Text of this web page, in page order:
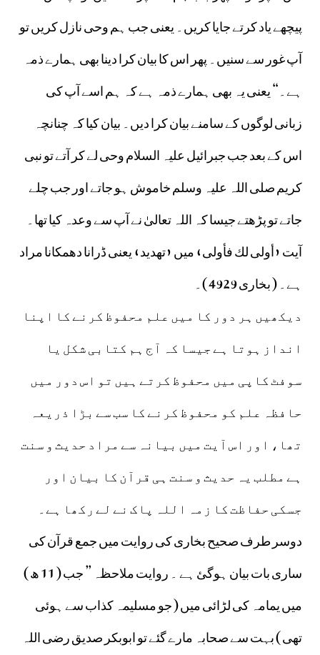
پیچھے یاد کرتے جایا کریں۔ یعنی جب ہم وحی نازل کریں تو
آپ غور سے سنیں۔ پھر اس کا بیان کرا دینا بھی ہمارے ذمہ
ہے۔“ یعنی یہ بھی ہمارے ذمہ ہے کہ ہم اسے آپ کی
زبانی لوگوں کے سامنے بیان کرا دیں۔ بیان کیا کہ چنانچہ
اس کے بعد جب جبرائیل علیہ السلام وحی لے کر آتے تو نبی
کریم صلی اللہ علیہ وسلم خاموش ہو جاتے اور جب چلے
جاتے تو پڑھتے جیسا کہ اللہ تعالیٰ نے آپ سے وعدہ کیا تھا۔
آیت «أولى لك فأولى‏» میں «تهديد» یعنی ڈرانا دھمکانا مراد
ہے۔ ( بخاری 4929 )۔
دیکھیں ہر دور کا میں علم محفوظ کرنے کا اپنا
انداز ہوتا ہے جیسا کہ آج ہم کتابی شکل یا
سوفٹ کاپی میں محفوظ کرتے ہیں تو اس دور میں
حافظہ علم کو محفوظ کرنے کا سب سے بڑا ذریعہ
تھا، اور اس آیت میں بیانہ سے مراد حدیث و سنت
ہے مطلب یہ حدیث و سنت ہی قرآن کا بیان اور
جسکی حفاظت کا زمہ اللہ پاک نے لے رکھا ہے۔
دوسر طرف صحیح بخاری کی روایت میں جمع قرآن کی
ساری بات بیان ہوگئ ہے ۔ روایت ملاحظہ ” جب ( 11 ھ )
میں یمامہ کی لڑائی میں ( جو مسلیمہ کذاب سے ہوئی
تھی ) بہت سے صحابہ مارے گئے تو ابوبکر صدیق رضی اللہ